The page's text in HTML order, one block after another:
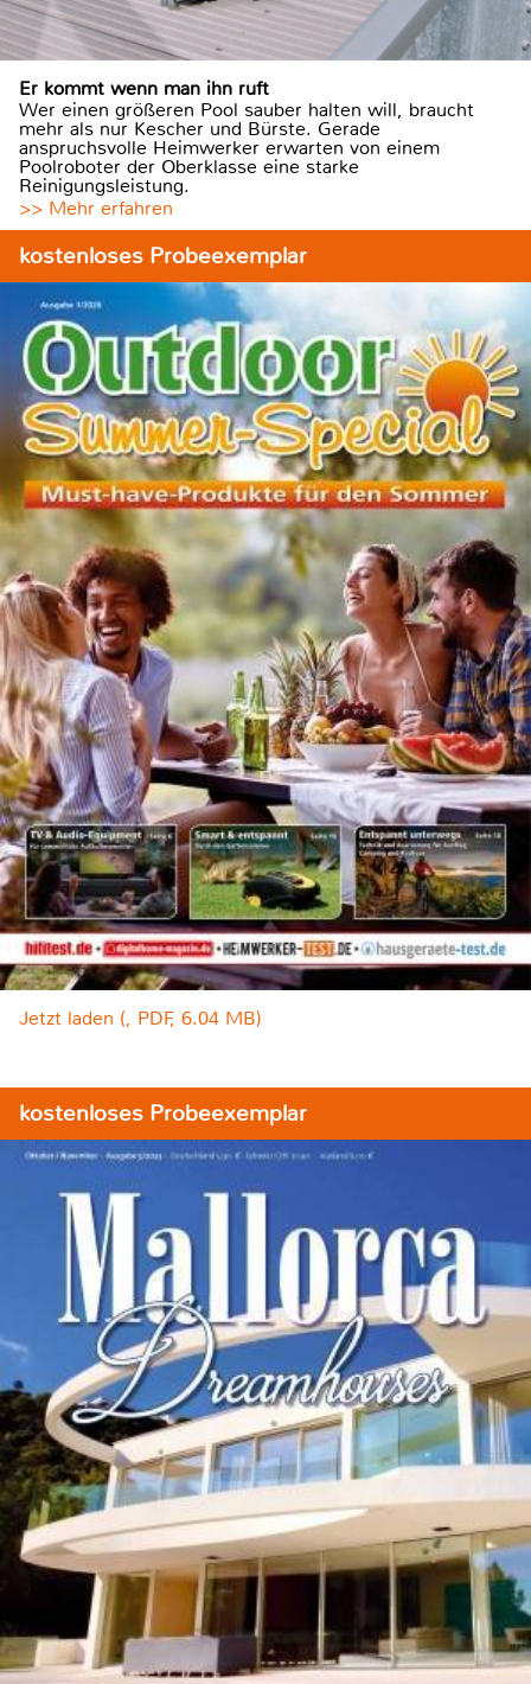
Er kommt wenn man ihn ruft
Wer einen größeren Pool sauber halten will, braucht
mehr als nur Kescher und Bürste. Gerade
anspruchsvolle Heimwerker erwarten von einem
Poolroboter der Oberklasse eine starke
Reinigungsleistung.
>> Mehr erfahren
kostenloses Probeexemplar
Jetzt laden (, PDF, 6.04 MB)
kostenloses Probeexemplar